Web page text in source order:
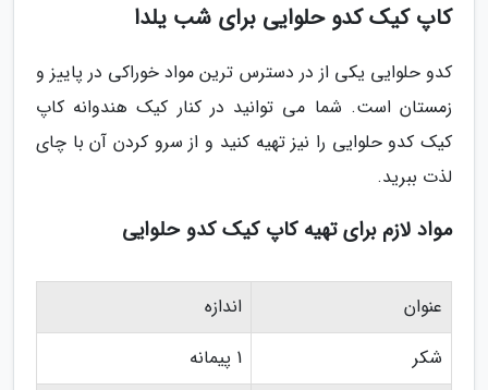
کاپ کیک کدو حلوایی برای شب یلدا
کدو حلوایی یکی از در دسترس ترین مواد خوراکی در پاییز و
زمستان است. شما می توانید در کنار کیک هندوانه کاپ
کیک کدو حلوایی را نیز تهیه کنید و از سرو کردن آن با چای
لذت ببرید.
مواد لازم برای تهیه کاپ کیک کدو حلوایی
عنوان
اندازه
شکر
1 پیمانه